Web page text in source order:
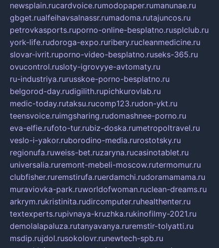
newsplain.rucardvoice.rumodopaper.rumanunae.ru
gbget.rualfeihavsalnassr.rumadoma.rutajuncos.ru
petrovkasports.ruporno-online-besplatno.rusplclub.ru
york-life.rudoroga-expo.ruribery.rucleanmedicine.ru
slovar-ivrit.ruporno-video-besplatno.ruseks-365.ru
ovucontrol.rusloty-igrovyye-avtomaty.ru
ru-industriya.rurusskoe-porno-besplatno.ru
belgorod-day.rudigilith.rupichkurovlab.ru
medic-today.rutaksu.rucomp123.rudon-ykt.ru
teensvoice.ruimgsharing.rudomashnee-porno.ru
eva-elfie.rufoto-tur.rubiz-doska.rumetropoltravel.ru
veslo-i-yakor.ruborodino-media.rurostotsky.ru
regionufa.ruweiss-bet.ruzaryna.rucasinotablet.ru
universalia.ruremont-mebeli-moscow.rutermomur.ru
clubfisher.ruremstirufa.ruerdamchi.rudoramamama.ru
muraviovka-park.ruworldofwoman.ruclean-dreams.ru
arkrym.rukristinita.rudircomputer.ruhealthenter.ru
textexperts.rupivnaya-kruzhka.rukinofilmy-2021.ru
demolalapaluza.rutanyavanya.ruremstir-tolyatti.ru
msdip.rujdol.rusokolovr.runewtech-spb.ru